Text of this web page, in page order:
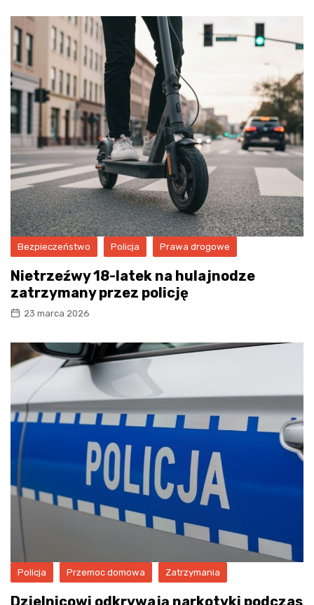
Bezpieczeństwo Policja Prawa drogowe
Nietrzeźwy 18-latek na hulajnodze
zatrzymany przez policję
23 marca 2026
Policja Przemoc domowa Zatrzymania
Dzielnicowi odkrywają narkotyki podczas